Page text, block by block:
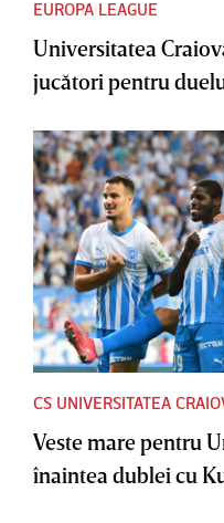
EUROPA LEAGUE
Universitatea
jucători pentru
CS UNIVERSITATEA
Veste mare pentru
înaintea dublei cu